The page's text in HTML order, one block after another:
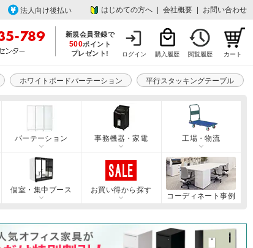
法人向け後払い はじめての方へ 会社概要 お問い合わせ
新規会員登録で
500ポイント
プレゼント!
ログイン 購入履歴 閲覧履歴 カート
ホワイトボードパーテーション 平行スタッキングテーブル
パーテーション 事務機器・家電 工場・物流
個室・集中ブース
お買い得から探す
コーディネート事例